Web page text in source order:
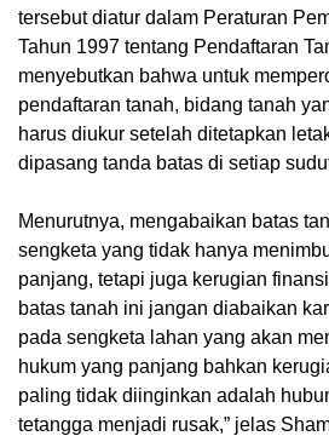
tersebut diatur dalam Peraturan
Tahun 1997 tentang Pendaftaran
menyebutkan bahwa untuk
pendaftaran tanah, bidang tanah
harus diukur setelah ditetapkan
dipasang tanda batas di setiap
Menurutnya, mengabaikan batas
sengketa yang tidak hanya
panjang, tetapi juga kerugian
batas tanah ini jangan diabaikan
pada sengketa lahan yang akan
hukum yang panjang bahkan
paling tidak diinginkan adalah
tetangga menjadi rusak,” jelas